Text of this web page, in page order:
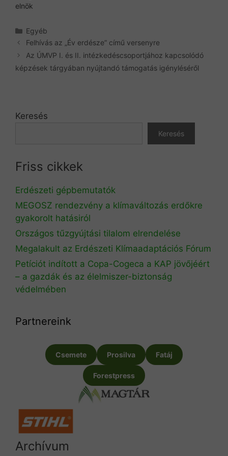
elnök
Kategória
Egyéb
Felhívás az „Év erdésze” című versenyre
Az ÚMVP I. és II. intézkedéscsoportjához kapcsolódó
képzések tárgyában nyújtandó támogatás igényléséről
Keresés
Keresés
Friss cikkek
Erdészeti gépbemutatók
MEGOSZ rendezvény a klímaváltozás erdőkre
gyakorolt hatásiról
Országos tűzgyújtási tilalom elrendelése
Megalakult az Erdészeti Klímaadaptációs Fórum
Petíciót indított a Copa-Cogeca a KAP jövőjéért
– a gazdák és az élelmiszer-biztonság
védelmében
Partnereink
Csemete Prosilva Fatáj
Forestpress
Archívum